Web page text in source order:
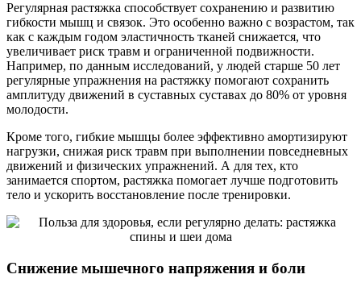
Регулярная растяжка способствует сохранению и развитию
гибкости мышц и связок. Это особенно важно с возрастом, так
как с каждым годом эластичность тканей снижается, что
увеличивает риск травм и ограниченной подвижности.
Например, по данным исследований, у людей старше 50 лет
регулярные упражнения на растяжку помогают сохранить
амплитуду движений в суставных суставаx до 80% от уровня
молодости.
Кроме того, гибкие мышцы более эффективно амортизируют
нагрузки, снижая риск травм при выполнении повседневных
движений и физических упражнений. А для тех, кто
занимается спортом, растяжка помогает лучше подготовить
тело и ускорить восстановление после тренировки.
Снижение мышечного напряжения и боли